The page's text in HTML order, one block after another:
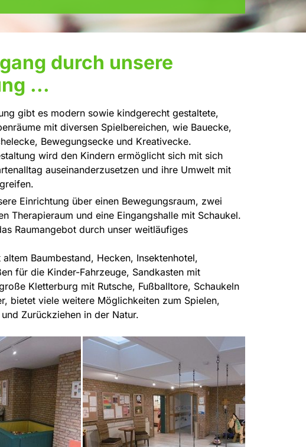
durch unsere
...
gibt es modern sowie kindgerecht gestaltete,
mit diversen Spielbereichen, wie Bauecke,
Bewegungsecke und Kreativecke.
wird den Kindern ermöglicht sich mit sich
auseinanderzusetzen und ihre Umwelt mit
Einrichtung über einen Bewegungsraum, zwei
Therapieraum und eine Eingangshalle mit Schaukel.
Raumangebot durch unser weitläufiges
Baumbestand, Hecken, Insektenhotel,
für die Kinder-Fahrzeuge, Sandkasten mit
Kletterburg mit Rutsche, Fußballtore, Schaukeln
bietet viele weitere Möglichkeiten zum Spielen,
Zurückziehen in der Natur.